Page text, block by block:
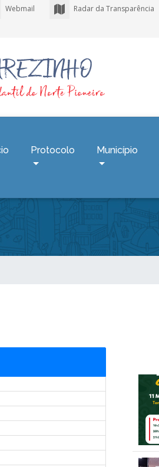
Radar da Transparência
Webmail
Protocolo Município